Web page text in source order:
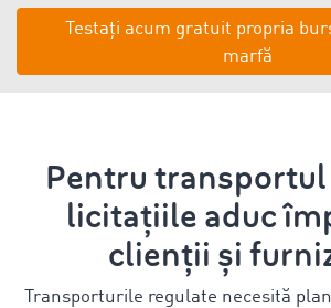
Testați acum gratuit propria
marfă
Pentru
licitațiile aduc
clienții și
Transporturile regulate necesită